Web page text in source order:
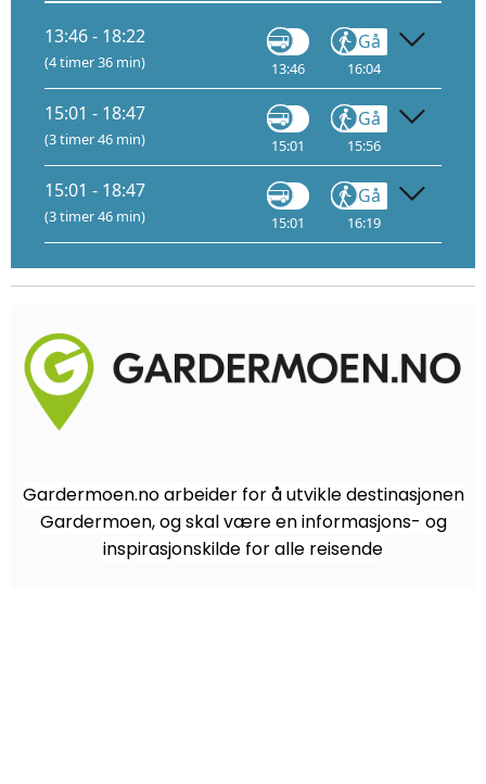
13:46 - 18:22
(4 timer 36 min) 13:46
Gå
16:04
15:01 - 18:47
(3 timer 46 min) 15:01
Gå
15:56
15:01 - 18:47
(3 timer 46 min) 15:01
Gå
16:19
Gardermoen.no arbeider for å utvikle destinasjonen
Gardermoen, og skal være en informasjons- og
inspirasjonskilde for alle reisende